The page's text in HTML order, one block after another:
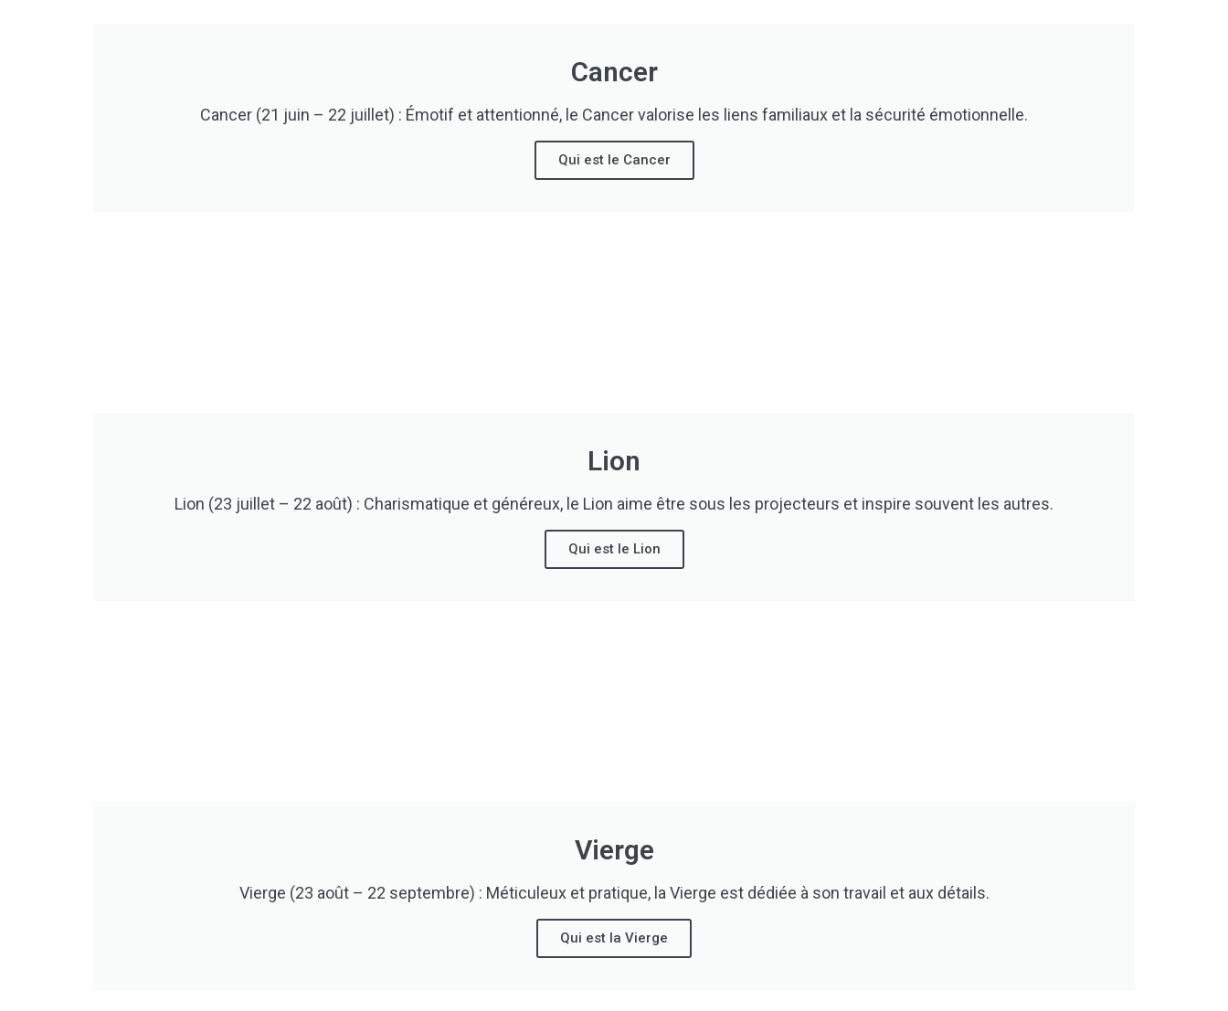
Cancer
Cancer (21 juin – 22 juillet) : Émotif et attentionné, le Cancer valorise les liens familiaux et la sécurité émotionnelle.
Qui est le Cancer
Lion
Lion (23 juillet – 22 août) : Charismatique et généreux, le Lion aime être sous les projecteurs et inspire souvent les autres.
Qui est le Lion
Vierge
Vierge (23 août – 22 septembre) : Méticuleux et pratique, la Vierge est dédiée à son travail et aux détails.
Qui est la Vierge